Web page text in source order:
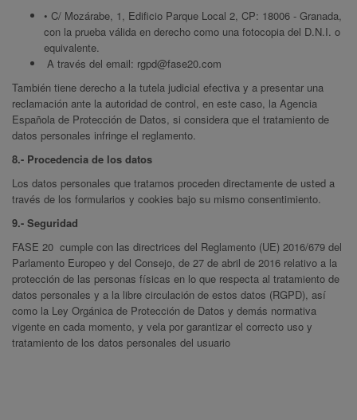
• C/ Mozárabe, 1, Edificio Parque Local 2, CP: 18006 - Granada,
con la prueba válida en derecho como una fotocopia del D.N.I. o
equivalente.
A través del email: rgpd@fase20.com
También tiene derecho a la tutela judicial efectiva y a presentar una
reclamación ante la autoridad de control, en este caso, la Agencia
Española de Protección de Datos, si considera que el tratamiento de
datos personales infringe el reglamento.
8.- Procedencia de los datos
Los datos personales que tratamos proceden directamente de usted a
través de los formularios y cookies bajo su mismo consentimiento.
9.- Seguridad
FASE 20 cumple con las directrices del Reglamento (UE) 2016/679 del
Parlamento Europeo y del Consejo, de 27 de abril de 2016 relativo a la
protección de las personas físicas en lo que respecta al tratamiento de
datos personales y a la libre circulación de estos datos (RGPD), así
como la Ley Orgánica de Protección de Datos y demás normativa
vigente en cada momento, y vela por garantizar el correcto uso y
tratamiento de los datos personales del usuario